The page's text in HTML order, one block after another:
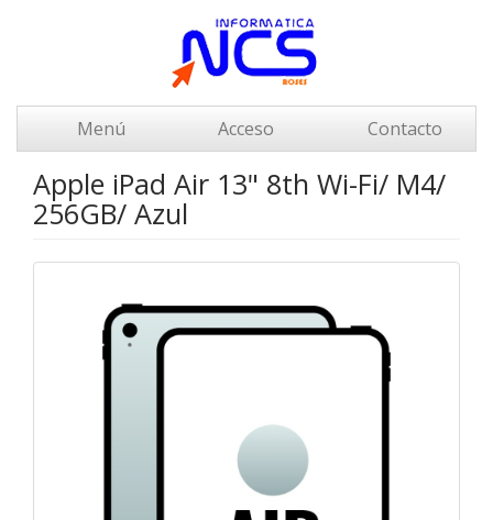
Menú Acceso Contacto
Apple iPad Air 13" 8th Wi-Fi/ M4/
256GB/ Azul